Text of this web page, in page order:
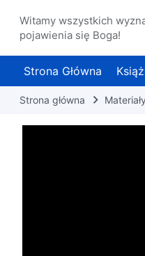
Witamy wszystkich
pojawienia się Boga!
Strona Główna
Strona główna